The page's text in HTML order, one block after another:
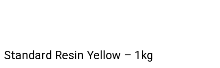
Standard Resin Yellow – 1kg